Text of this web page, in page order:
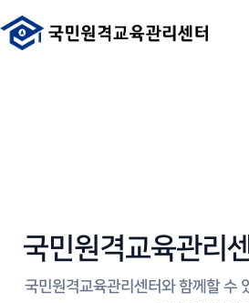
국민원격교육관리
국민원격교육관리센터와 함께할 수